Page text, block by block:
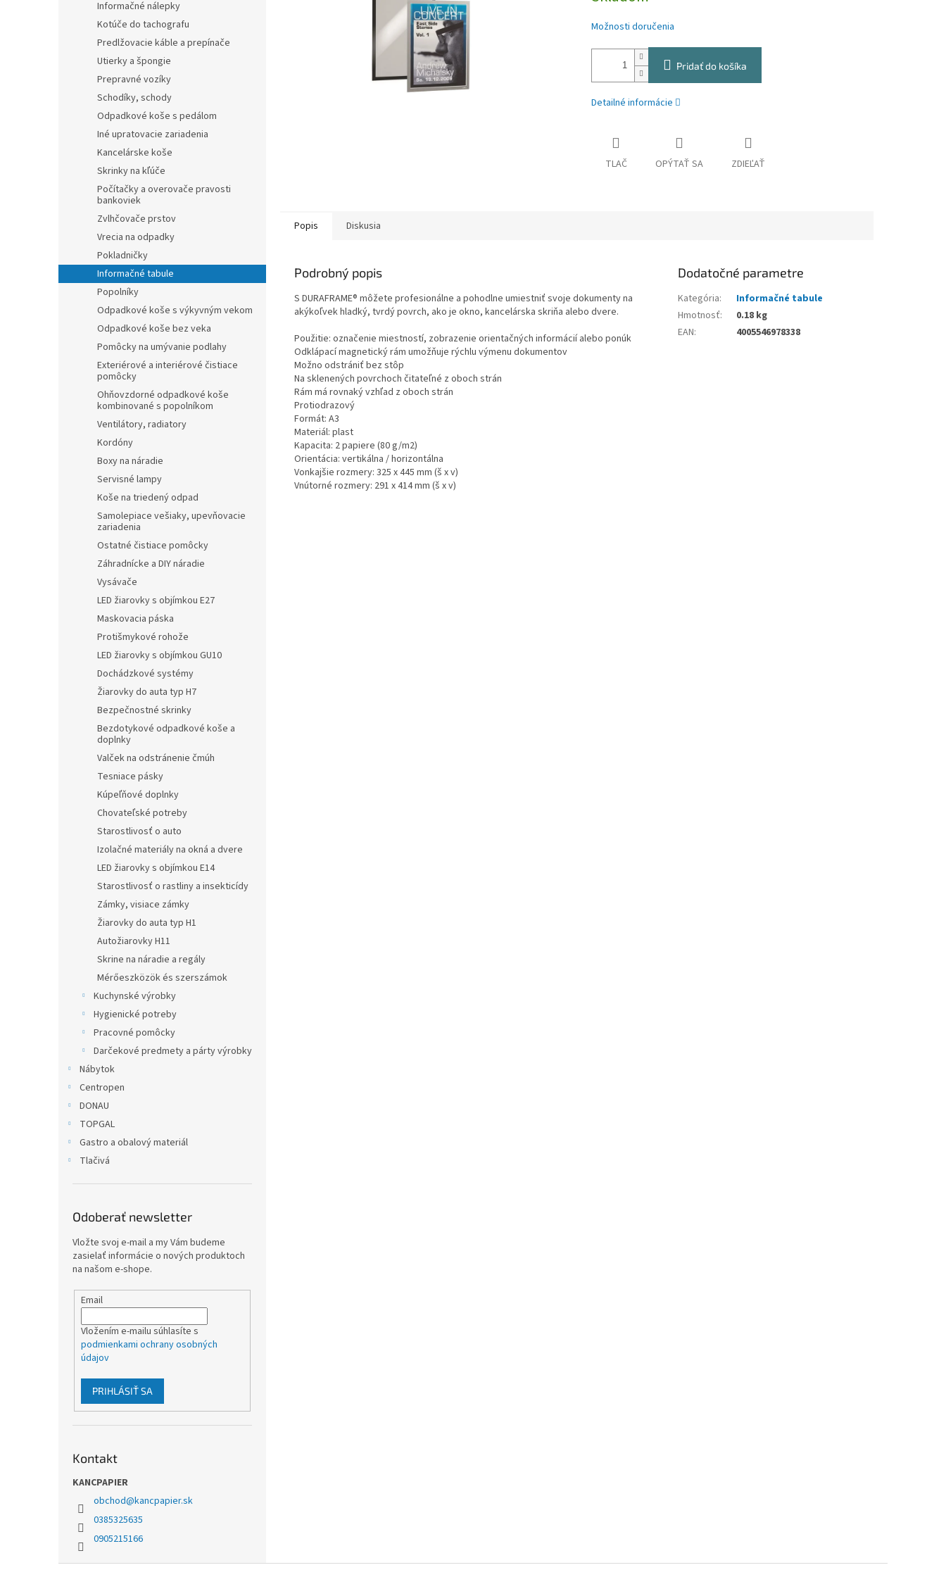
Informačné nálepky
Kotúče do tachografu
Predlžovacie káble a prepínače
Utierky a špongie
Prepravné vozíky
Schodíky, schody
Odpadkové koše s pedálom
Iné upratovacie zariadenia
Kancelárske koše
Skrinky na kľúče
Počítačky a overovače pravosti
bankoviek
Zvlhčovače prstov
Vrecia na odpadky
Pokladničky
Informačné tabule
Popolníky
Odpadkové koše s výkyvným vekom
Odpadkové koše bez veka
Pomôcky na umývanie podlahy
Exteriérové a interiérové čistiace
pomôcky
Ohňovzdorné odpadkové koše
kombinované s popolníkom
Ventilátory, radiatory
Kordóny
Boxy na náradie
Servisné lampy
Koše na triedený odpad
Samolepiace vešiaky, upevňovacie
zariadenia
Ostatné čistiace pomôcky
Záhradnícke a DIY náradie
Vysávače
LED žiarovky s objímkou E27
Maskovacia páska
Protišmykové rohože
LED žiarovky s objímkou GU10
Dochádzkové systémy
Žiarovky do auta typ H7
Bezpečnostné skrinky
Bezdotykové odpadkové koše a
doplnky
Valček na odstránenie čmúh
Tesniace pásky
Kúpeľňové doplnky
Chovateľské potreby
Starostlivosť o auto
Izolačné materiály na okná a dvere
LED žiarovky s objímkou E14
Starostlivosť o rastliny a insekticídy
Zámky, visiace zámky
Žiarovky do auta typ H1
Autožiarovky H11
Skrine na náradie a regály
Mérőeszközök és szerszámok
Kuchynské výrobky
Hygienické potreby
Pracovné pomôcky
Darčekové predmety a párty výrobky
Nábytok
Centropen
DONAU
TOPGAL
Gastro a obalový materiál
Tlačivá
Odoberať newsletter
Vložte svoj e-mail a my Vám budeme
zasielať informácie o nových produktoch
na našom e-shope.
Email
Vložením e-mailu súhlasíte s
podmienkami ochrany osobných
údajov
PRIHLÁSIŤ SA
Kontakt
KANCPAPIER
obchod@kancpapier.sk
0385325635
0905215166
Možnosti doručenia
Pridať do košíka
Detailné informácie
TLAČ OPÝTAŤ SA ZDIEĽAŤ
Popis Diskusia
Podrobný popis
S DURAFRAME® môžete profesionálne a pohodlne umiestniť svoje dokumenty na
akýkoľvek hladký, tvrdý povrch, ako je okno, kancelárska skriňa alebo dvere.
Použitie: označenie miestností, zobrazenie orientačných informácií alebo ponúk
Odklápací magnetický rám umožňuje rýchlu výmenu dokumentov
Možno odstrániť bez stôp
Na sklenených povrchoch čitateľné z oboch strán
Rám má rovnaký vzhľad z oboch strán
Protiodrazový
Formát: A3
Materiál: plast
Kapacita: 2 papiere (80 g/m2)
Orientácia: vertikálna / horizontálna
Vonkajšie rozmery: 325 x 445 mm (š x v)
Vnútorné rozmery: 291 x 414 mm (š x v)
Dodatočné parametre
Kategória:
Informačné tabule
Hmotnosť:
0.18 kg
EAN: 4005546978338